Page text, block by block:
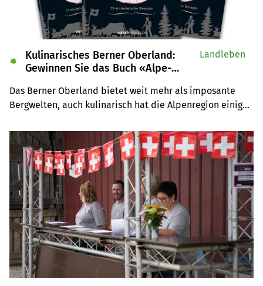
Kulinarisches Berner Oberland:
Gewinnen Sie das Buch «Alpe-
Das Berner Oberland bietet weit mehr als imposante
Bergwelten, auch kulinarisch hat die Alpenregion einiges
«Alpe-Chuchi – Berner Oberland» vom Weber Verlag.
✹
Landleben